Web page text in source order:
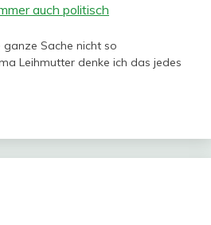
auch politisch
Sache nicht so
Leihmutter denke ich das jedes